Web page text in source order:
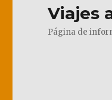
Viajes
Página de